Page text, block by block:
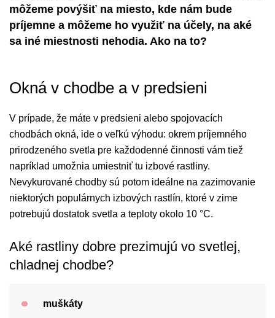
môžeme povýšiť na miesto, kde nám bude
príjemne a môžeme ho využiť na účely, na aké
sa iné miestnosti nehodia. Ako na to?
Okná v chodbe a v predsieni
V prípade, že máte v predsieni alebo spojovacích
chodbách okná, ide o veľkú výhodu: okrem príjemného
prirodzeného svetla pre každodenné činnosti vám tiež
napríklad umožnia umiestniť tu izbové rastliny.
Nevykurované chodby sú potom ideálne na zazimovanie
niektorých populárnych izbových rastlín, ktoré v zime
potrebujú dostatok svetla a teploty okolo 10 °C.
Aké rastliny dobre prezimujú vo svetlej,
chladnej chodbe?
muškáty